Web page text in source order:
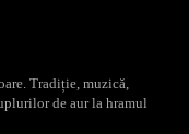
Tradiție, muzică,
de aur la hramul